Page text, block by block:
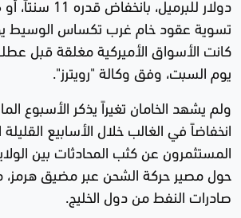
تسوية عقود خام غرب تكساس الوسيط
كانت الأسواق الأميركية مغلقة قبل
يوم السبت، وفق وكالة "رويترز".
ولم يشهد الخامان تغيراً يذكر الأسبوع
انخفاضاً في الغالب خلال الأسابيع
المستثمرون عن كثب المحادثات بين
حول مصير حركة الشحن عبر مضيق هرمز،
صادرات النفط من دول الخليج.